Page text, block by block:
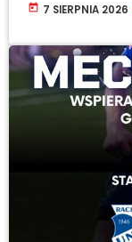
today 7 SIERPNIA 2026